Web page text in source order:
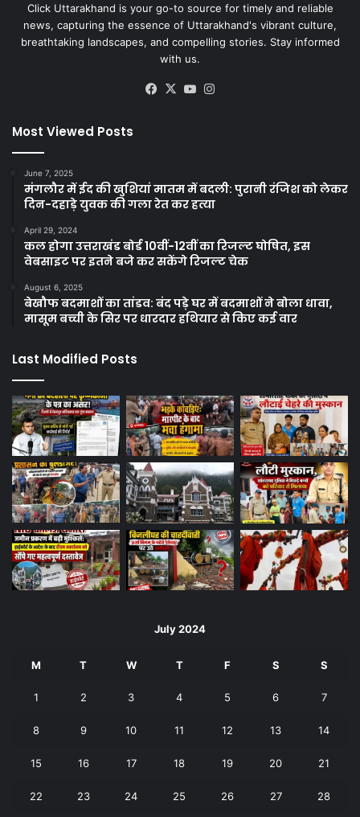
Click Uttarakhand is your go-to source for timely and reliable
news, capturing the essence of Uttarakhand's vibrant culture,
breathtaking landscapes, and compelling stories. Stay informed
with us.
Facebook
X YouTube
Most Viewed Posts
June 7, 2025
मंगलौर में ईद की खुशियां मातम में बदली: पुरानी रंजिश को लेकर
दिन-दहाड़े युवक की गला रेत कर हत्या
April 29, 2024
कल होगा उत्तराखंड बोर्ड 10वीं-12वीं का रिजल्ट घोषित, इस
वेबसाइट पर इतने बजे कर सकेंगे रिजल्ट चेक
August 6, 2025
बेखौफ बदमाशों का तांडव: बंद पड़े घर में बदमाशों ने बोला धावा,
मासूम बच्ची के सिर पर धारदार हथियार से किए कई वार
Last Modified Posts
July 2024
M T W T F S S
1 2 3 4 5 6 7
8 9 10 11 12 13 14
15 16 17 18 19 20 21
22 23 24 25 26 27 28